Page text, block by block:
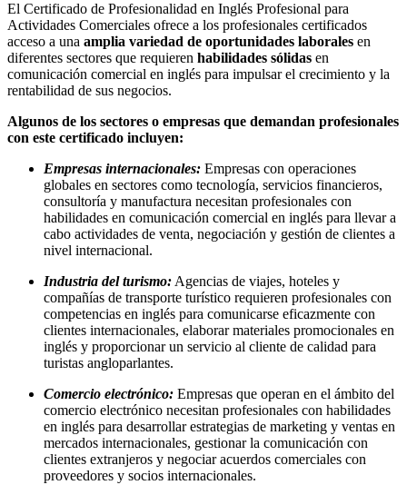
El Certificado de Profesionalidad en Inglés Profesional para
Actividades Comerciales ofrece a los profesionales certificados
acceso a una amplia variedad de oportunidades laborales en
diferentes sectores que requieren habilidades sólidas en
comunicación comercial en inglés para impulsar el crecimiento y la
rentabilidad de sus negocios.
Algunos de los sectores o empresas que demandan profesionales
con este certificado incluyen:
Empresas internacionales: Empresas con operaciones
globales en sectores como tecnología, servicios financieros,
consultoría y manufactura necesitan profesionales con
habilidades en comunicación comercial en inglés para llevar a
cabo actividades de venta, negociación y gestión de clientes a
nivel internacional.
Industria del turismo: Agencias de viajes, hoteles y
compañías de transporte turístico requieren profesionales con
competencias en inglés para comunicarse eficazmente con
clientes internacionales, elaborar materiales promocionales en
inglés y proporcionar un servicio al cliente de calidad para
turistas angloparlantes.
Comercio electrónico: Empresas que operan en el ámbito del
comercio electrónico necesitan profesionales con habilidades
en inglés para desarrollar estrategias de marketing y ventas en
mercados internacionales, gestionar la comunicación con
clientes extranjeros y negociar acuerdos comerciales con
proveedores y socios internacionales.